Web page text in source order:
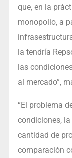
que, en la
monopolio, a
la tendría
las
al mercado”,
“El problema
condiciones,
cantidad de
comparación